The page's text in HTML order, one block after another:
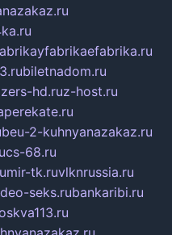
biletnadom.ru
hd.ruz-host.ru
2-kuhnyanazakaz.ru
cs-68.ru
mir-tk.ruvlknrussia.ru
seks.rubankaribi.ru